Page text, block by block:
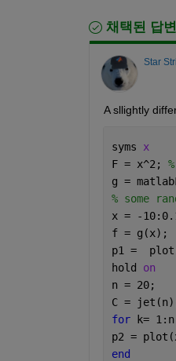
채택된 답변
Star
A sllightly
syms x
F = x^2;
g =
% some
x = -
f = g(x);
p1 =
hold on
n = 20;
C =
for k= 1:n
p2 =
end